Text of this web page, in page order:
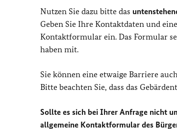
Nutzen Sie dazu bitte das
Geben Sie Ihre Kontaktdaten und
Kontaktformular ein. Das Formular
haben mit.
Sie können eine etwaige Barriere
Bitte beachten Sie, dass das
Sollte es sich bei Ihrer Anfrage nicht
allgemeine Kontaktformular des